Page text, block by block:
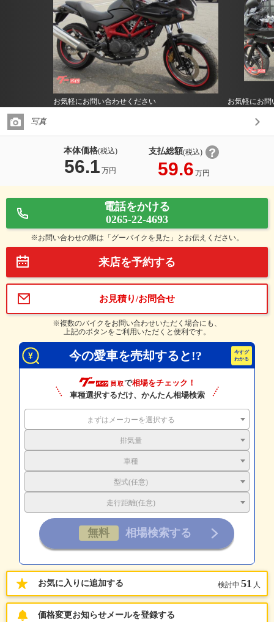
お気軽にお問い合わせください お気軽にお問
写真
本体価格(税込)
56.1 万円
支払総額(税込)
59.6 万円
電話をかける
0265-22-4693
※お問い合わせの際は「グーバイクを見た」とお伝えください。
来店を予約する
お見積り/お問合せ
※複数のバイクをお問い合わせいただく場合にも、
上記のボタンをご利用いただくと便利です。
今の愛車を売却すると!?
で相場をチェック！
車種選択するだけ、かんたん相場検索
まずはメーカーを選択する
排気量
車種
型式(任意)
走行距離(任意)
お気に入りに追加する 検討中 51 人
価格変更お知らせメールを登録する